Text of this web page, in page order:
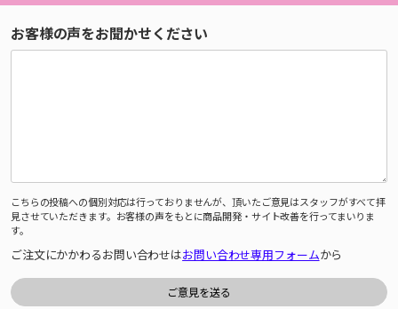
お客様の声をお聞かせください
こちらの投稿への個別対応は行っておりませんが、頂いたご意見はスタッフがすべて拝
見させていただきます。お客様の声をもとに商品開発・サイト改善を行ってまいりま
す。
ご注文にかかわるお問い合わせはお問い合わせ専用フォームから